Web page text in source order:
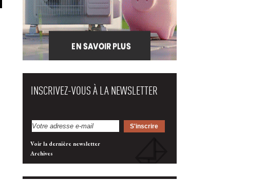
INSCRIVEZ-VOUS À LA NEWSLETTER
Voir la dernière newsletter
Archives